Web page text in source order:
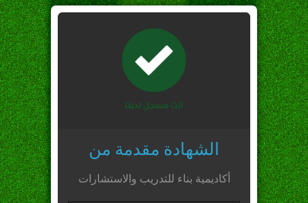
الشهادة مقدمة من
أكاديمية بناء للتدريب والاستشارات